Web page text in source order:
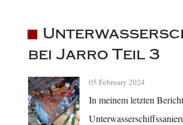
bei Jarro Teil 3
05 February 2024
In meinem letzten